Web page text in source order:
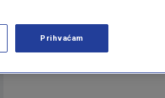
Prihvaćam